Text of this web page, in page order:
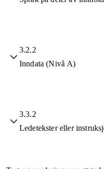
3.2.2
Inndata (Nivå A)
3.3.2
Ledetekster eller